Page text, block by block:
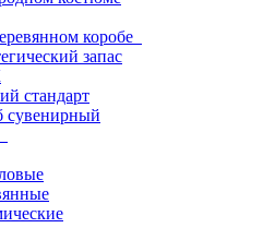
коробе
запас
стандарт
сувенирный